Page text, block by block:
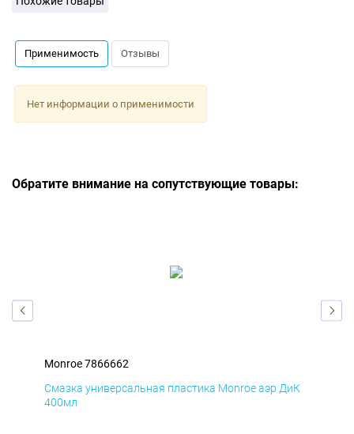
Применимость Отзывы
Нет информации о применимости
Обратите внимание на сопутствующие товары:
Monroe 7866662
Смазка универсальная пластика Monroe аэр ДиК
400мл